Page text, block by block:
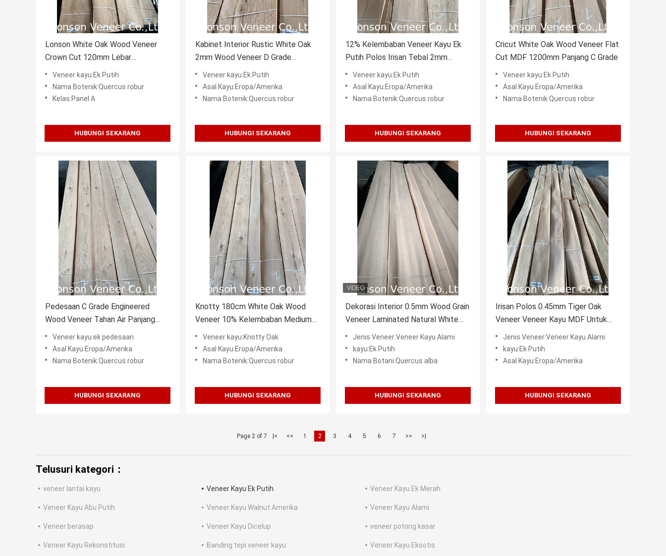
Lonson White Oak Wood Veneer
Crown Cut 120mm Lebar
Penggunaan Lantai OEM
Veneer kayu:Ek Putih
Nama Botenik:Quercus robur
Kelas:Panel A
HUBUNGI SEKARANG
Kabinet Interior Rustic White Oak
2mm Wood Veneer D Grade
Medium Density
Veneer kayu:Ek Putih
Asal Kayu:Eropa/Amerika
Nama Botenik:Quercus robur
HUBUNGI SEKARANG
12% Kelembaban Veneer Kayu Ek
Putih Polos Irisan Tebal 2mm
Direkayasa
Veneer kayu:Ek Putih
Asal Kayu:Eropa/Amerika
Nama Botenik:Quercus robur
HUBUNGI SEKARANG
Cricut White Oak Wood Veneer Flat
Cut MDF 1200mm Panjang C Grade
Veneer kayu:Ek Putih
Asal Kayu:Eropa/Amerika
Nama Botenik:Quercus robur
HUBUNGI SEKARANG
Pedesaan C Grade Engineered
Wood Veneer Tahan Air Panjang
245cm
Veneer kayu:ek pedesaan
Asal Kayu:Eropa/Amerika
Nama Botenik:Quercus robur
HUBUNGI SEKARANG
Knotty 180cm White Oak Wood
Veneer 10% Kelembaban Medium
Density
Veneer kayu:Knotty Oak
Asal Kayu:Eropa/Amerika
Nama Botenik:Quercus robur
HUBUNGI SEKARANG
Dekorasi Interior 0.5mm Wood Grain
Veneer Laminated Natural White
OakJenis Veneer:Veneer Kayu Alami
kayu:Ek Putih
Nama Botani:Quercus alba
HUBUNGI SEKARANG
Irisan Polos 0.45mm Tiger Oak
Veneer Veneer Kayu MDF Untuk
GitarJenis Veneer:Veneer Kayu Alami
kayu:Ek Putih
Asal Kayu:Eropa/Amerika
HUBUNGI SEKARANG
Page 2 of 7 |< << 1 2 3 4 5 6 7 >> >|
Telusuri kategori：
veneer lantai kayu Veneer Kayu Ek Putih Veneer Kayu Ek Merah
Veneer Kayu Abu Putih Veneer Kayu Walnut Amerika Veneer Kayu Alami
Veneer berasap Veneer Kayu Dicelup veneer potong kasar
Veneer Kayu Rekonstitusi Banding tepi veneer kayu Veneer Kayu Eksotis